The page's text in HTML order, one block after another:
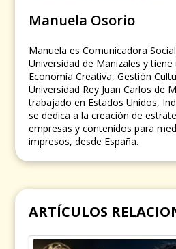
Manuela Osorio
Manuela es Comunicadora
Universidad de Manizales y
Economía Creativa, Gestión
Universidad Rey Juan Carlos de
trabajado en Estados Unidos,
se dedica a la creación de
empresas y contenidos para
impresos, desde España.
ARTÍCULOS